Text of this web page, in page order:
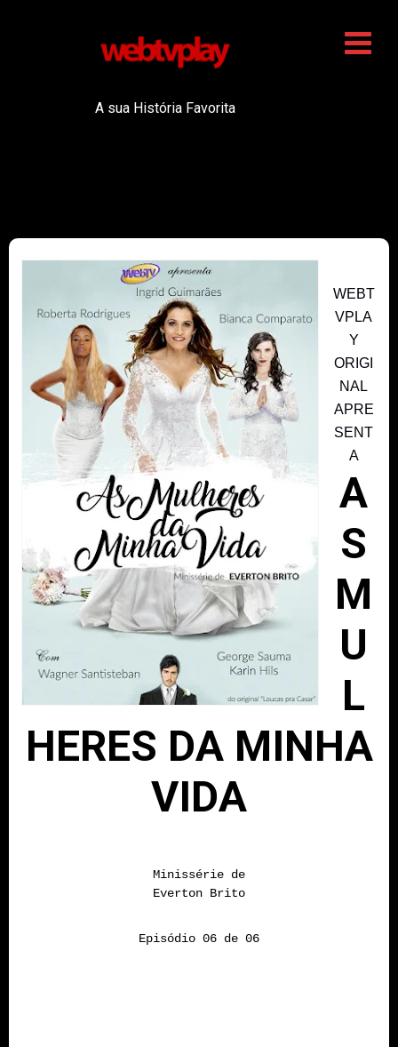
A sua História Favorita
WEBT
VPLA
Y
ORIGI
NAL
APRE
SENT
A
A
S
M
U
L
HERES DA MINHA
VIDA
Minissérie de
Everton Brito
Episódio 06 de 06